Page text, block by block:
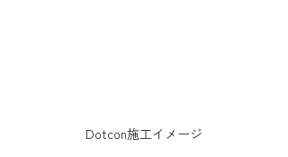
Dotcon施工イメージ